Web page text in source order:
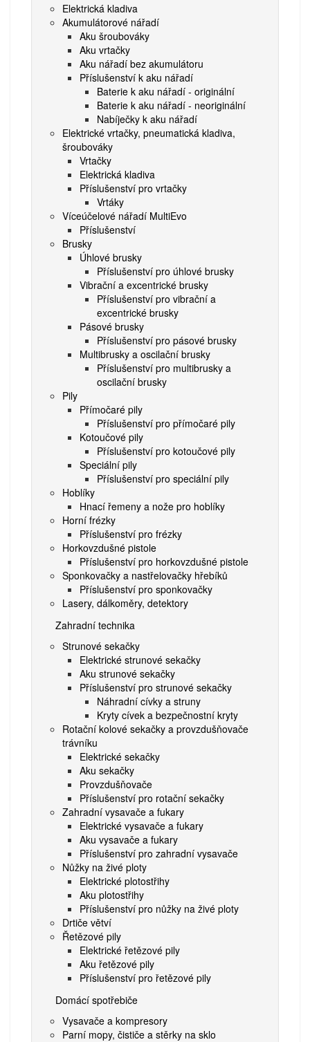
Elektrická kladiva
Akumulátorové nářadí
Aku šroubováky
Aku vrtačky
Aku nářadí bez akumulátoru
Příslušenství k aku nářadí
Baterie k aku nářadí - originální
Baterie k aku nářadí - neoriginální
Nabíječky k aku nářadí
Elektrické vrtačky, pneumatická kladiva,
šroubováky
Vrtačky
Elektrická kladiva
Příslušenství pro vrtačky
Vrtáky
Víceúčelové nářadí MultiEvo
Příslušenství
Brusky
Úhlové brusky
Příslušenství pro úhlové brusky
Vibrační a excentrické brusky
Příslušenství pro vibrační a
excentrické brusky
Pásové brusky
Příslušenství pro pásové brusky
Multibrusky a oscilační brusky
Příslušenství pro multibrusky a
oscilační brusky
Pily
Přímočaré pily
Příslušenství pro přímočaré pily
Kotoučové pily
Příslušenství pro kotoučové pily
Speciální pily
Příslušenství pro speciální pily
Hoblíky
Hnací řemeny a nože pro hoblíky
Horní frézky
Příslušenství pro frézky
Horkovzdušné pistole
Příslušenství pro horkovzdušné pistole
Sponkovačky a nastřelovačky hřebíků
Příslušenství pro sponkovačky
Lasery, dálkoměry, detektory
Zahradní technika
Strunové sekačky
Elektrické strunové sekačky
Aku strunové sekačky
Příslušenství pro strunové sekačky
Náhradní cívky a struny
Kryty cívek a bezpečnostní kryty
Rotační kolové sekačky a provzdušňovače
trávníku
Elektrické sekačky
Aku sekačky
Provzdušňovače
Příslušenství pro rotační sekačky
Zahradní vysavače a fukary
Elektrické vysavače a fukary
Aku vysavače a fukary
Příslušenství pro zahradní vysavače
Nůžky na živé ploty
Elektrické plotostřihy
Aku plotostřihy
Příslušenství pro nůžky na živé ploty
Drtiče větví
Řetězové pily
Elektrické řetězové pily
Aku řetězové pily
Příslušenství pro řetězové pily
Domácí spotřebiče
Vysavače a kompresory
Parní mopy, čističe a stěrky na sklo